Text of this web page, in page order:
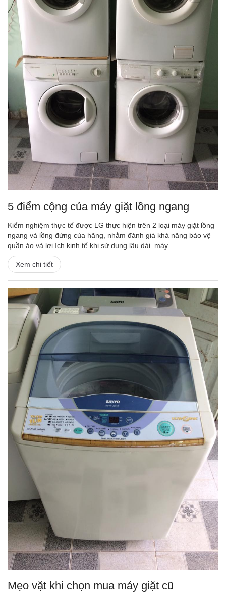
5 điểm cộng của máy giặt lồng ngang
Kiểm nghiệm thực tế được LG thực hiện trên 2 loại máy giặt lồng
ngang và lồng đứng của hãng, nhằm đánh giá khả năng bảo vệ
quần áo và lợi ích kinh tế khi sử dụng lâu dài. máy...
Xem chi tiết
Mẹo vặt khi chọn mua máy giặt cũ